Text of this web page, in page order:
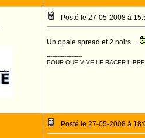
Posté le 27-05-2008 à
Un opale spread et 2 noirs....
--------------------
POUR QUE VIVE LE RACER
Posté le 27-05-2008 à